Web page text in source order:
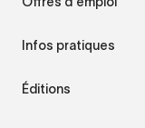
Infos pratiques
Éditions